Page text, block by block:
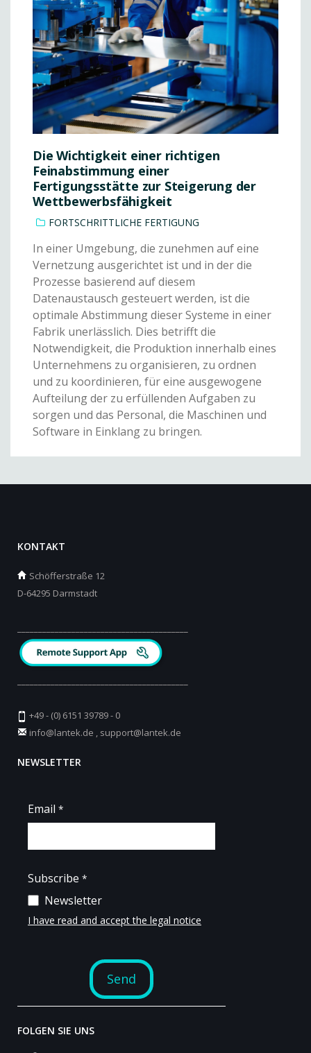
Die Wichtigkeit einer richtigen
Feinabstimmung einer
Fertigungsstätte zur Steigerung der
Wettbewerbsfähigkeit
FORTSCHRITTLICHE FERTIGUNG
In einer Umgebung, die zunehmen auf eine
Vernetzung ausgerichtet ist und in der die
Prozesse basierend auf diesem
Datenaustausch gesteuert werden, ist die
optimale Abstimmung dieser Systeme in einer
Fabrik unerlässlich. Dies betrifft die
Notwendigkeit, die Produktion innerhalb eines
Unternehmens zu organisieren, zu ordnen
und zu koordinieren, für eine ausgewogene
Aufteilung der zu erfüllenden Aufgaben zu
sorgen und das Personal, die Maschinen und
Software in Einklang zu bringen.
KONTAKT
Schöfferstraße 12
D-64295 Darmstadt
+49 - (0) 6151 39789 - 0
info@lantek.de , support@lantek.de
NEWSLETTER
FOLGEN SIE UNS